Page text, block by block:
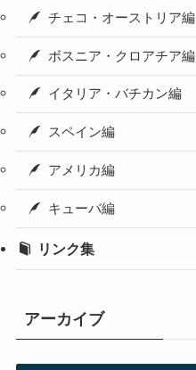
チェコ・オーストリア編
ボスニア・クロアチア編
イタリア・バチカン編
スペイン編
アメリカ編
キューバ編
リンク集
アーカイブ